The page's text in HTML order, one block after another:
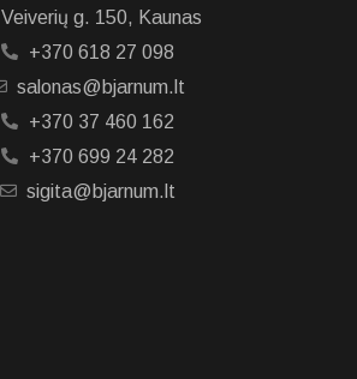
Veiverių g. 150, Kaunas
+370 618 27 098
salonas@bjarnum.lt
+370 37 460 162
+370 699 24 282
sigita@bjarnum.lt